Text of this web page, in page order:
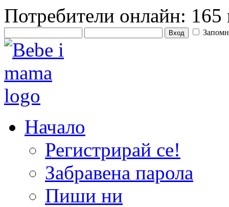
Потребители онлайн: 165
Начало
Регистрирай се!
Забравена парола
Пиши ни